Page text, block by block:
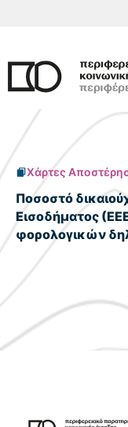
περιεχόμενο
Χάρτες
Ποσοστό
Εισοδήματος
φορολογικών